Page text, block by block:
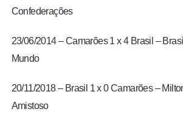
Confederações
23/06/2014 – Camarões 1 x 4 Brasil –
Mundo
20/11/2018 – Brasil 1 x 0 Camarões –
Amistoso